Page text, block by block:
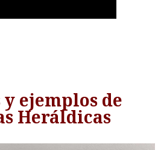
ejemplos de
Heráldicas